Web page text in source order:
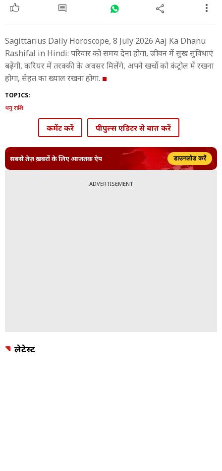
Sagittarius Daily Horoscope, 8 July 2026 Aaj Ka Dhanu
Rashifal in Hindi: परिवार को समय देना होगा, जीवन में सुख सुविधाएं
बढ़ेंगी, करियर में तरक्की के अवसर मिलेंगे, अपने खर्चों को कंट्रोल में रखना
होगा, सेहत का ख्याल रखना होगा.
TOPICS:
धनु राशि
कमेंट करें पीपुल्स एडिटर से बात करें
सबसे तेज़ ख़बरों के लिए आजतक ऐप डाउनलोड करें
ADVERTISEMENT
लेटेस्ट